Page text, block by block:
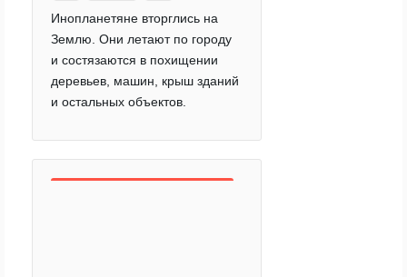
Инопланетяне вторглись на
Землю. Они летают по городу
и состязаются в похищении
деревьев, машин, крыш зданий
и остальных объектов.